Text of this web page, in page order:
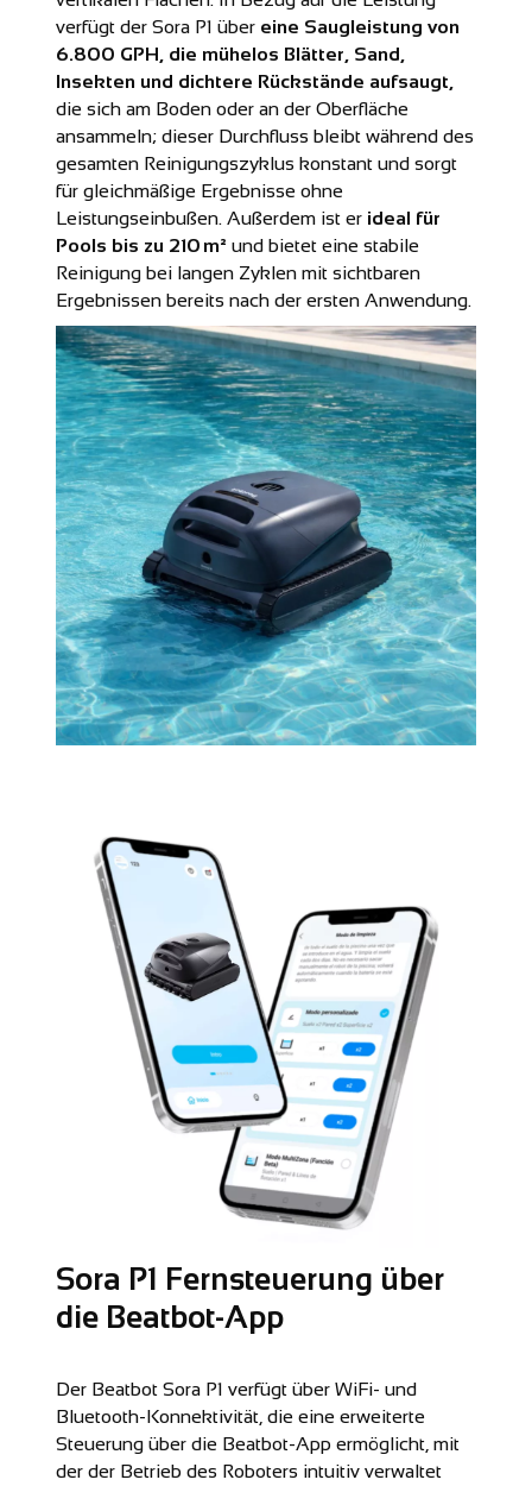
verfügt der Sora P1 über eine Saugleistung von
6.800 GPH, die mühelos Blätter, Sand,
Insekten und dichtere Rückstände aufsaugt,
die sich am Boden oder an der Oberfläche
ansammeln; dieser Durchfluss bleibt während des
gesamten Reinigungszyklus konstant und sorgt
für gleichmäßige Ergebnisse ohne
Leistungseinbußen. Außerdem ist er ideal für
Pools bis zu 210 m² und bietet eine stabile
Reinigung bei langen Zyklen mit sichtbaren
Ergebnissen bereits nach der ersten Anwendung.
Sora P1 Fernsteuerung über
die Beatbot-App
Der Beatbot Sora P1 verfügt über WiFi- und
Bluetooth-Konnektivität, die eine erweiterte
Steuerung über die Beatbot-App ermöglicht, mit
der der Betrieb des Roboters intuitiv verwaltet